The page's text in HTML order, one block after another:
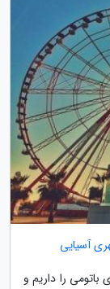
آسیایی
را داریم و